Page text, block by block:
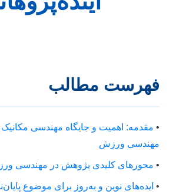
فهرست مطالب
• مقدمه: اهمیت و جایگاه مهندسی
مهندسی ورزش
• محورهای کلیدی پژوهش در مهندسی
• ایده‌های نوین و به‌روز برای موضوع